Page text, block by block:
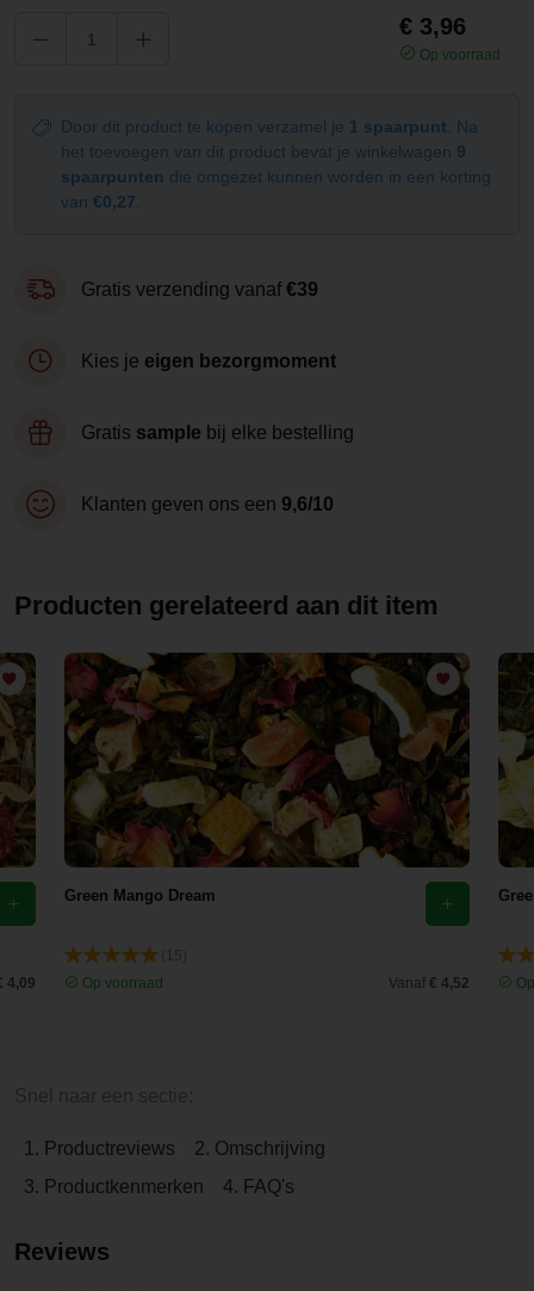
€ 3,96
Op voorraad
Door dit product te kopen verzamel je 1 spaarpunt . Na
het toevoegen van dit product bevat je winkelwagen 9
spaarpunten die omgezet kunnen worden in een korting
van €0,27
Gratis verzending vanaf €39
Kies je eigen bezorgmoment
Gratis sample bij elke bestelling
Klanten geven ons een 9,6/10
Producten gerelateerd aan dit item
4,09
Green Mango Dream
Op voorraad
Vanaf € 4,52
1. Productreviews
2. Omschrijving
3. Productkenmerken
4. FAQ's
Reviews